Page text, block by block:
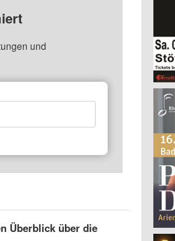
und
Überblick über die